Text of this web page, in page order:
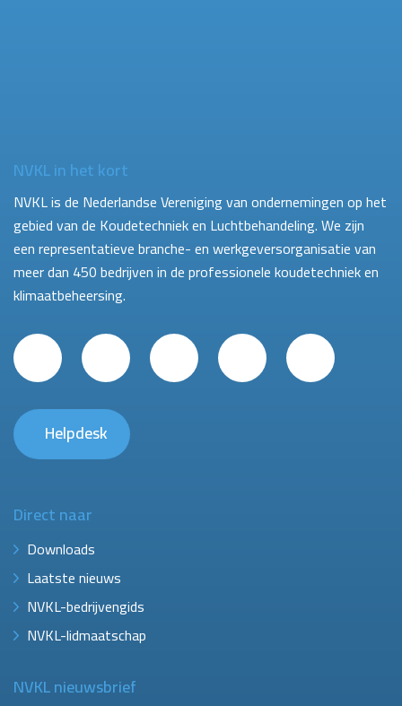
NVKL in het kort
NVKL is de Nederlandse Vereniging van ondernemingen op het
gebied van de Koudetechniek en Luchtbehandeling. We zijn
een representatieve branche- en werkgeversorganisatie van
meer dan 450 bedrijven in de professionele koudetechniek en
klimaatbeheersing.
Helpdesk
Direct naar
Downloads
Laatste nieuws
NVKL-bedrijvengids
NVKL-lidmaatschap
NVKL nieuwsbrief